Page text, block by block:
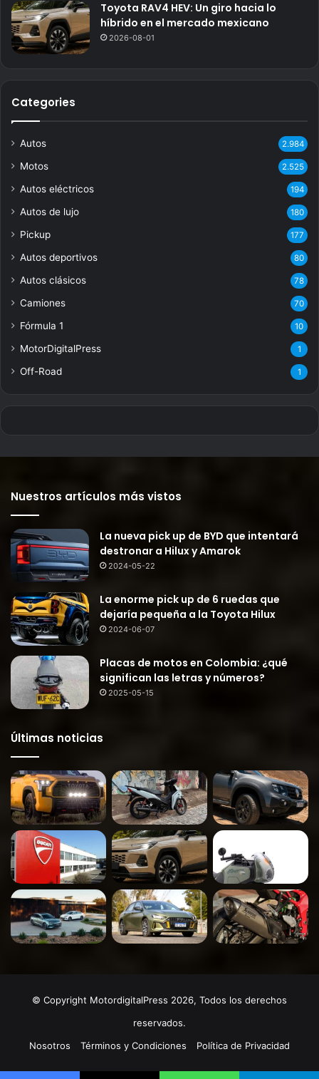
Toyota RAV4 HEV: Un giro hacia lo
híbrido en el mercado mexicano
2026-08-01
Categories
Autos 2.984
Motos 2.525
Autos eléctricos 194
Autos de lujo 180
Pickup 177
Autos deportivos 80
Autos clásicos 78
Camiones 70
Fórmula 1 10
MotorDigitalPress 1
Off-Road 1
Nuestros artículos más vistos
La nueva pick up de BYD que intentará
destronar a Hilux y Amarok
2024-05-22
La enorme pick up de 6 ruedas que
dejaría pequeña a la Toyota Hilux
2024-06-07
Placas de motos en Colombia: ¿qué
significan las letras y números?
2025-05-15
Últimas noticias
© Copyright MotordigitalPress 2026, Todos los derechos
reservados.
Nosotros
Términos y Condiciones Política de Privacidad